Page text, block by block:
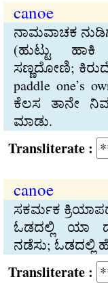
canoe
ನಾಮವಾಚಕ
(ಹುಟ್ಟು
ಸಣ್ಣದೋಣಿ;
paddle one’s
ಕೆಲಸ ತಾನೇ
ಮಾಡು.
:
canoe
ಸಕರ್ಮಕ
ಓಡದಲ್ಲಿ ಯಾ
ನಡೆಸು; ಓಡದಲ್ಲಿ
: